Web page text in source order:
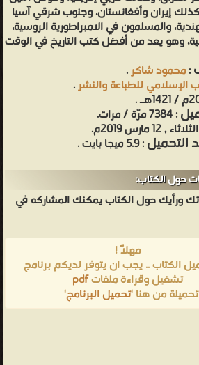
إيران وأفغانستان، وجنوب شرقي آسيا
والمسلمون في الامبراطورية الروسية،
وهو يعد من أفضل كتب التاريخ في الوقت
:محمود شاكر.
الإسلامي للطباعة والنشر.
: 7384 مرّة / مرات.
, 12 مارس 2019م.
التحميل: 5.9 ميجا بايت .
حول الكتاب:
ورأيك حول الكتاب يمكنك المشاركه في
مهلاً !
الكتاب .. يجب ان يتوفر لديكم برنامج
تشغيل وقراءة ملفاتpdf
من هنا 'تحميل البرنامج'